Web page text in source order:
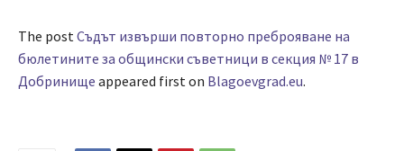
The postСъдът извърши повторно преброяване на
бюлетините за общински съветници в секция № 17 в
Добринище appeared first on Blagoevgrad.eu.